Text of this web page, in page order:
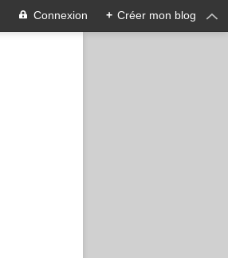
Connexion + Créer mon blog